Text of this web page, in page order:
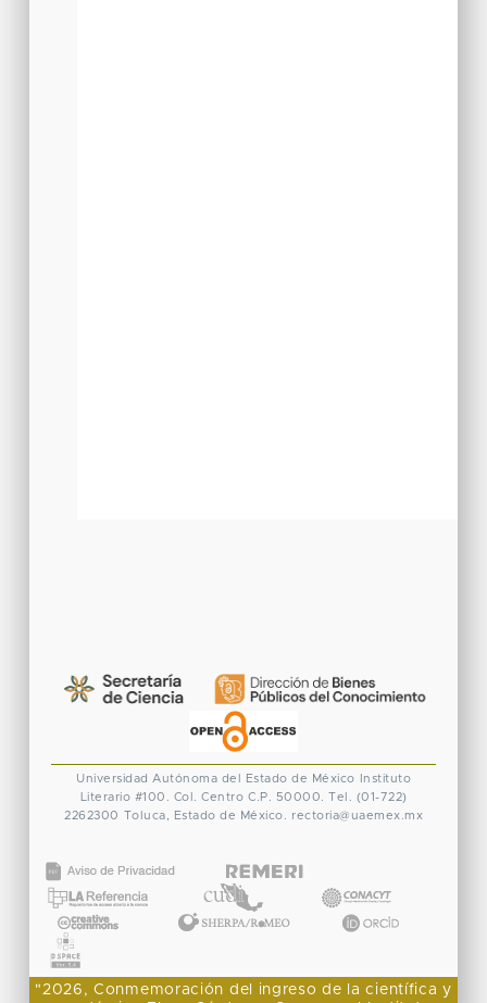
Universidad Autónoma del Estado de México
Instituto
Literario #100. Col. Centro C.P. 50000. Tel. (01-722)
2262300 Toluca, Estado de México. rectoria@uaemex.mx
"2026, Conmemoración del ingreso de la científica y